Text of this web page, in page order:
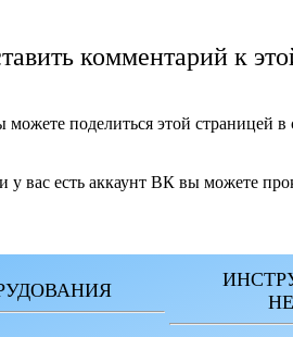
комментарий к
можете поделиться этой страницей
у вас есть аккаунт ВК вы можете